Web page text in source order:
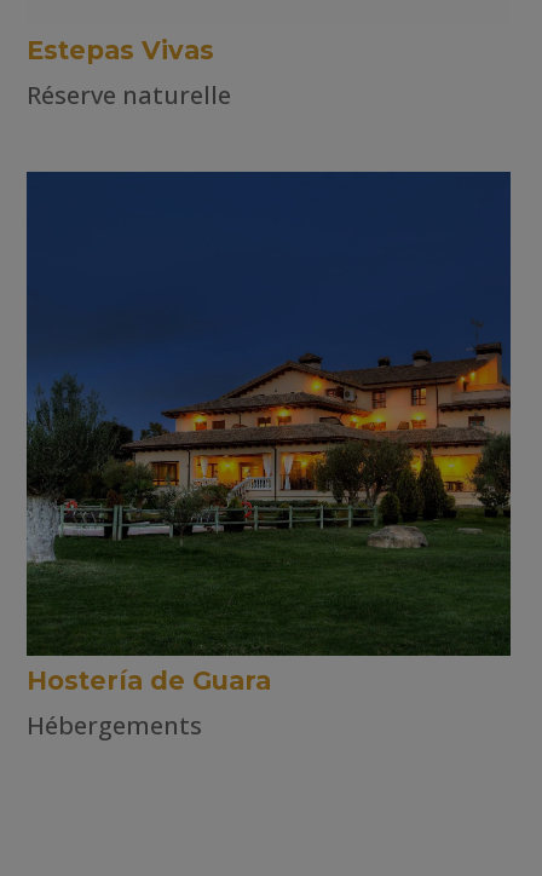
Estepas Vivas
Réserve naturelle
Hostería de Guara
Hébergements